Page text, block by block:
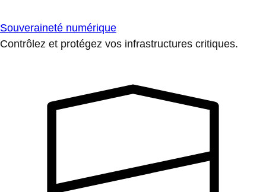
Souveraineté numérique
Contrôlez et protégez vos infrastructures critiques.